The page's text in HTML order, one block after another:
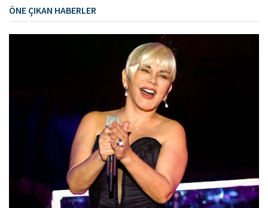
ÖNE ÇIKAN HABERLER